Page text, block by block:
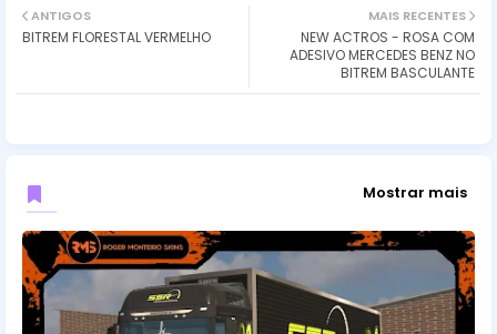
MAIS RECENTES
NEW ACTROS - ROSA COM
ADESIVO MERCEDES BENZ NO
BITREM BASCULANTE
ANTIGOS
BITREM FLORESTAL VERMELHO
Mostrar mais